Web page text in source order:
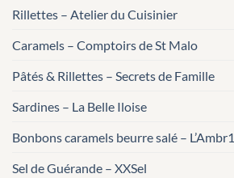
Rillettes – Atelier du Cuisinier
Caramels – Comptoirs de St Malo
Pâtés & Rillettes – Secrets de Famille
Sardines – La Belle Iloise
Bonbons caramels beurre salé – L’Ambr1
Sel de Guérande – XXSel